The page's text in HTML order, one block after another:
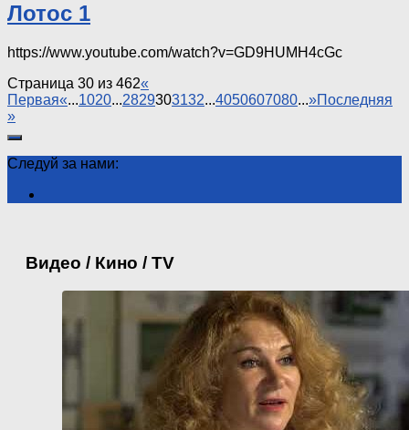
Лотос 1
https://www.youtube.com/watch?v=GD9HUMH4cGc
Страница 30 из 462«
Первая«...1020...2829303132...4050607080...»Последняя
»
Следуй за нами:
Видео / Кино / TV